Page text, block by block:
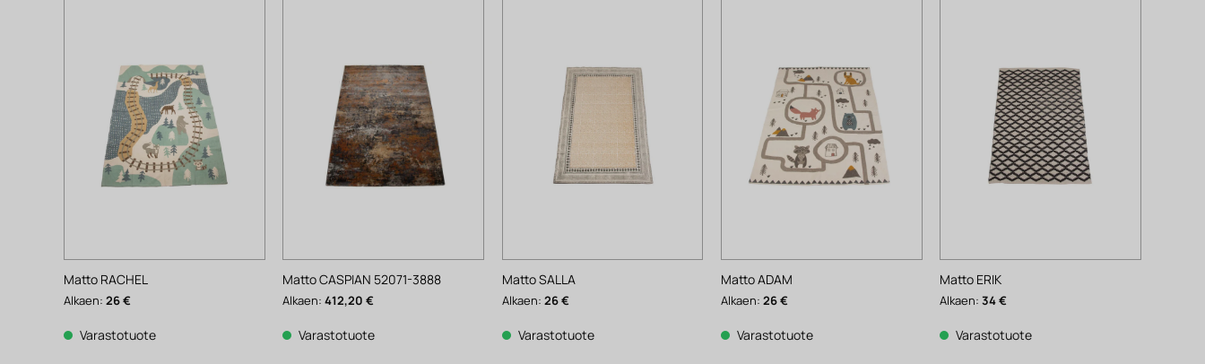
Matto RACHEL
Alkaen: 26€
Varastotuote
Matto CASPIAN 52071-3888
Alkaen:412,20€
Varastotuote
Matto SALLA
Alkaen: 26€
Varastotuote
Matto ADAM
Alkaen: 26€
Varastotuote
Matto ERIK
Alkaen:34€
Varastotuote